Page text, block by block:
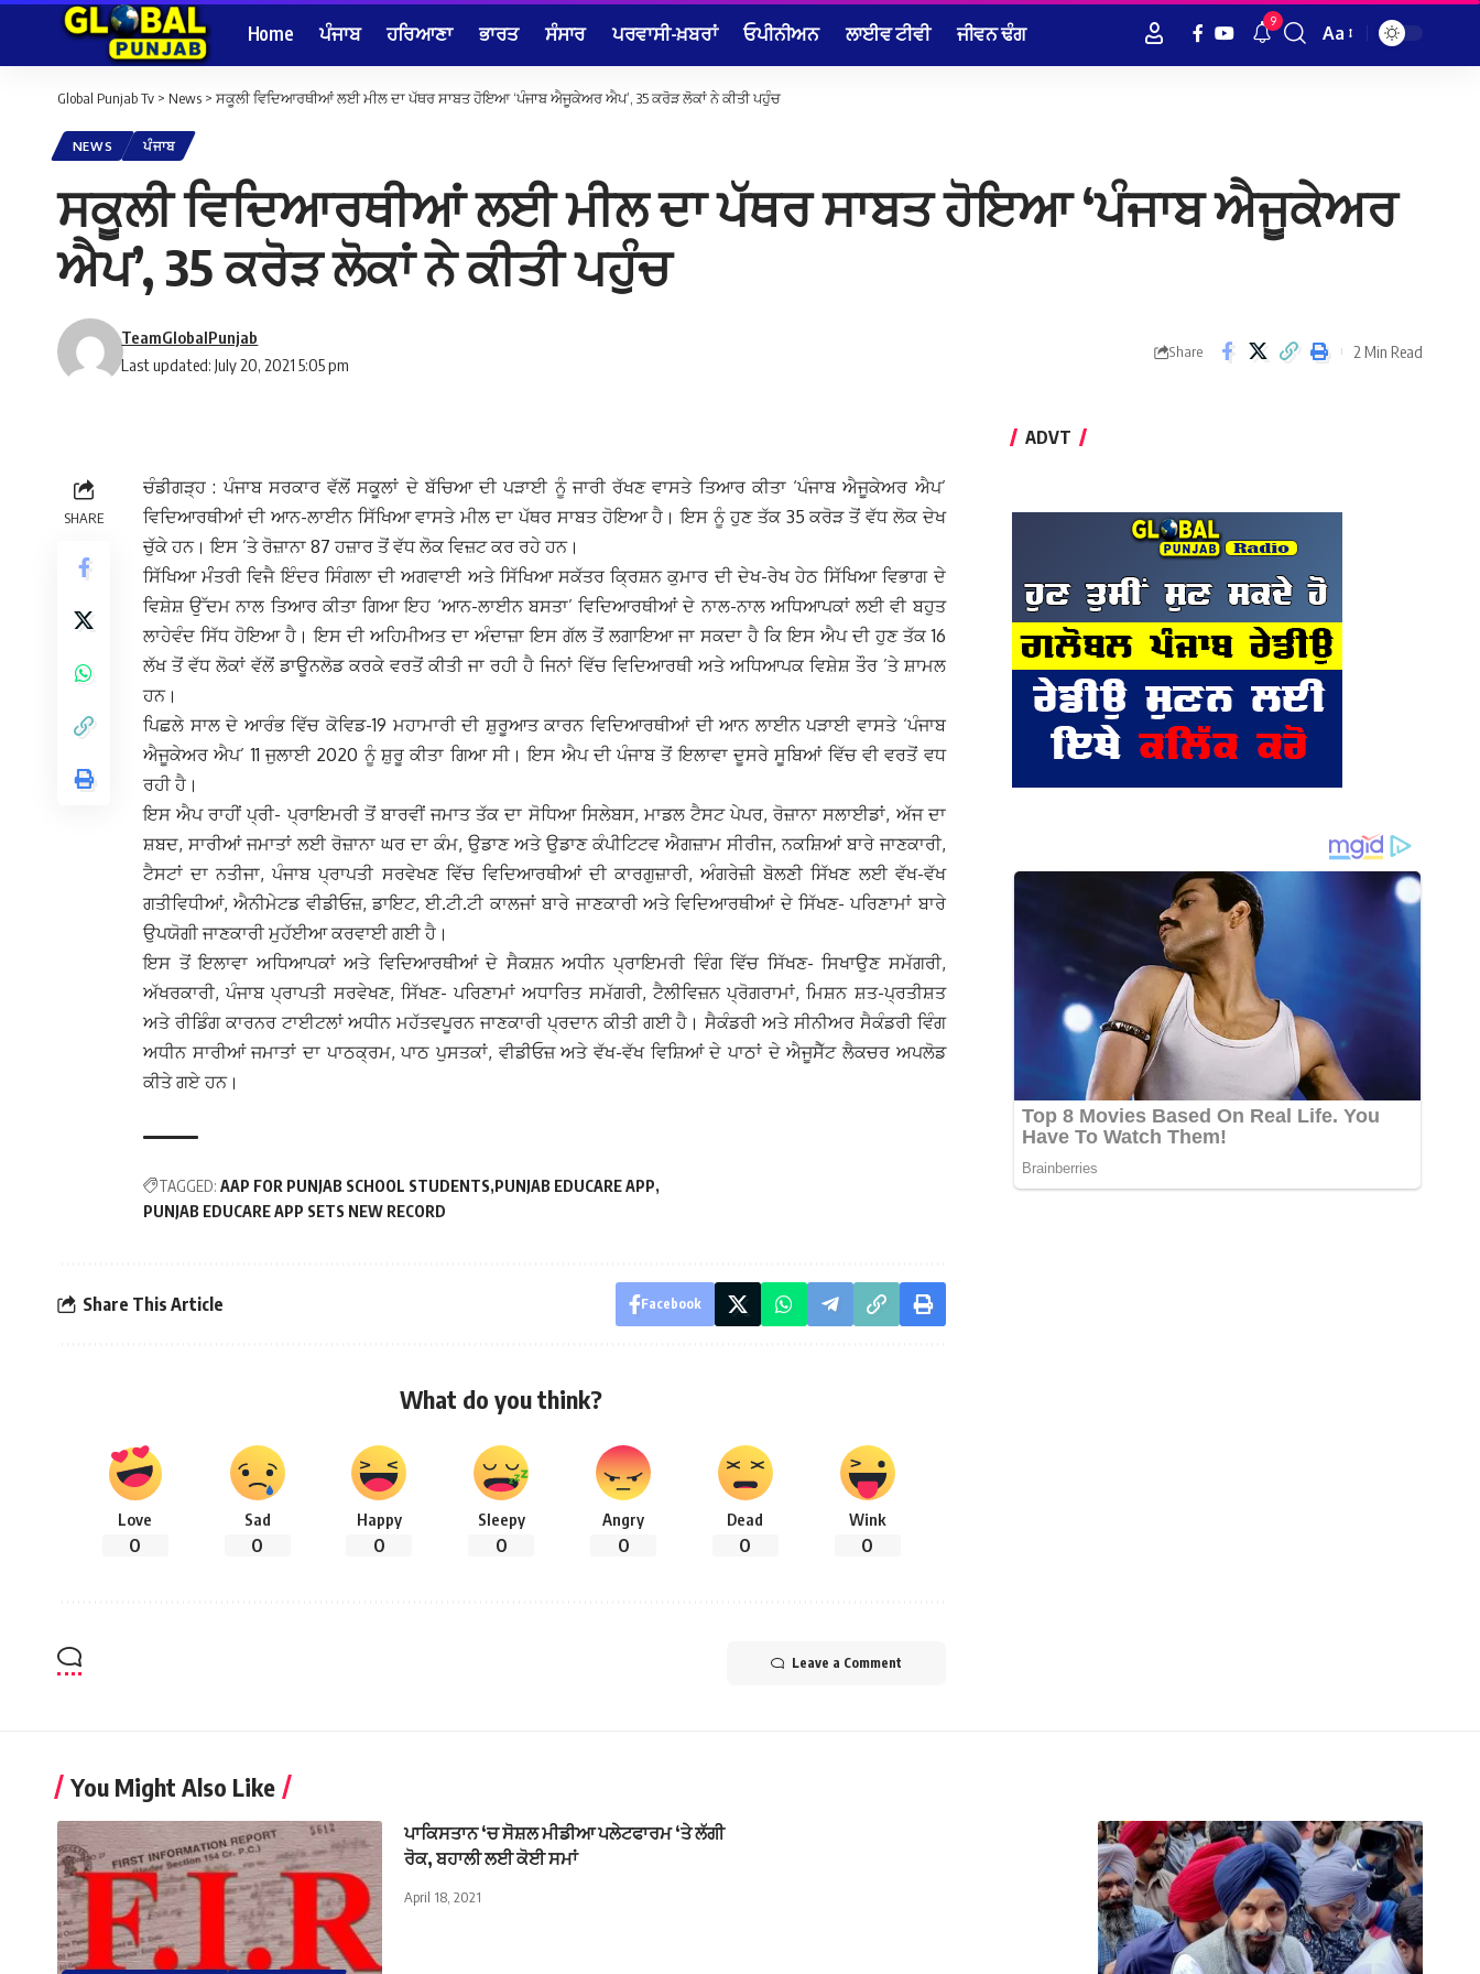
Home ਪੰਜਾਬ ਹਰਿਆਣਾ ਭਾਰਤ ਸੰਸਾਰ ਪਰਵਾਸੀ-ਖ਼ਬਰਾਂ ਓਪੀਨੀਅਨ ਲਾਈਵ ਟੀਵੀ ਜੀਵਨ ਢੰਗ 9
Font
Aa
Global Punjab Tv > News > ਸਕੂਲੀ ਵਿਦਿਆਰਥੀਆਂ ਲਈ ਮੀਲ ਦਾ ਪੱਥਰ ਸਾਬਤ ਹੋਇਆ ‘ਪੰਜਾਬ ਐਜੂਕੇਅਰ ਐਪ’, 35 ਕਰੋੜ ਲੋਕਾਂ ਨੇ ਕੀਤੀ ਪਹੁੰਚ
NEWS ਪੰਜਾਬ
ਸਕੂਲੀ ਵਿਦਿਆਰਥੀਆਂ ਲਈ ਮੀਲ ਦਾ ਪੱਥਰ ਸਾਬਤ ਹੋਇਆ ‘ਪੰਜਾਬ ਐਜੂਕੇਅਰ
ਐਪ’, 35 ਕਰੋੜ ਲੋਕਾਂ ਨੇ ਕੀਤੀ ਪਹੁੰਚ
Last updated: July 20, 2021 5:05 pm
TeamGlobalPunjab
Share 2 Min Read
SHARE
ਚੰਡੀਗੜ੍ਹ : ਪੰਜਾਬ ਸਰਕਾਰ ਵੱਲੋਂ ਸਕੂਲਾਂ ਦੇ ਬੱਚਿਆ ਦੀ ਪੜਾਈ ਨੂੰ ਜਾਰੀ ਰੱਖਣ ਵਾਸਤੇ ਤਿਆਰ ਕੀਤਾ ‘ਪੰਜਾਬ ਐਜੂਕੇਅਰ ਐਪ’
ਵਿਦਿਆਰਥੀਆਂ ਦੀ ਆਨ-ਲਾਈਨ ਸਿੱਖਿਆ ਵਾਸਤੇ ਮੀਲ ਦਾ ਪੱਥਰ ਸਾਬਤ ਹੋਇਆ ਹੈ। ਇਸ ਨੂੰ ਹੁਣ ਤੱਕ 35 ਕਰੋੜ ਤੋਂ ਵੱਧ ਲੋਕ ਦੇਖ
ਚੁੱਕੇ ਹਨ। ਇਸ ’ਤੇ ਰੋਜ਼ਾਨਾ 87 ਹਜ਼ਾਰ ਤੋਂ ਵੱਧ ਲੋਕ ਵਿਜ਼ਟ ਕਰ ਰਹੇ ਹਨ।
ਸਿੱਖਿਆ ਮੰੰਤਰੀ ਵਿਜੈ ਇੰਦਰ ਸਿੰਗਲਾ ਦੀ ਅਗਵਾਈ ਅਤੇ ਸਿੱਖਿਆ ਸਕੱਤਰ ਕ੍ਰਿਸ਼ਨ ਕੁਮਾਰ ਦੀ ਦੇਖ-ਰੇਖ ਹੇਠ ਸਿੱਖਿਆ ਵਿਭਾਗ ਦੇ
ਵਿਸ਼ੇਸ਼ ਉੱਦਮ ਨਾਲ ਤਿਆਰ ਕੀਤਾ ਗਿਆ ਇਹ ‘ਆਨ-ਲਾਈਨ ਬਸਤਾ’ ਵਿਦਿਆਰਥੀਆਂ ਦੇ ਨਾਲ-ਨਾਲ ਅਧਿਆਪਕਾਂ ਲਈ ਵੀ ਬਹੁਤ
ਲਾਹੇਵੰਦ ਸਿੱਧ ਹੋਇਆ ਹੈ। ਇਸ ਦੀ ਅਹਿਮੀਅਤ ਦਾ ਅੰਦਾਜ਼ਾ ਇਸ ਗੱਲ ਤੋਂ ਲਗਾਇਆ ਜਾ ਸਕਦਾ ਹੈ ਕਿ ਇਸ ਐਪ ਦੀ ਹੁਣ ਤੱਕ 16
ਲੱਖ ਤੋਂ ਵੱਧ ਲੋਕਾਂ ਵੱਲੋਂ ਡਾਊਨਲੋਡ ਕਰਕੇ ਵਰਤੋਂ ਕੀਤੀ ਜਾ ਰਹੀ ਹੈ ਜਿਨਾਂ ਵਿੱਚ ਵਿਦਿਆਰਥੀ ਅਤੇ ਅਧਿਆਪਕ ਵਿਸ਼ੇਸ਼ ਤੌਰ ’ਤੇ ਸ਼ਾਮਲ
ਹਨ।
ਪਿਛਲੇ ਸਾਲ ਦੇ ਆਰੰਭ ਵਿੱਚ ਕੋਵਿਡ-19 ਮਹਾਮਾਰੀ ਦੀ ਸ਼ੁਰੂਆਤ ਕਾਰਨ ਵਿਦਿਆਰਥੀਆਂ ਦੀ ਆਨ ਲਾਈਨ ਪੜਾਈ ਵਾਸਤੇ ‘ਪੰਜਾਬ
ਐਜੂਕੇਅਰ ਐਪ’ 11 ਜੁਲਾਈ 2020 ਨੂੰ ਸ਼ੁਰੂ ਕੀਤਾ ਗਿਆ ਸੀ। ਇਸ ਐਪ ਦੀ ਪੰਜਾਬ ਤੋਂ ਇਲਾਵਾ ਦੂਸਰੇ ਸੂਬਿਆਂ ਵਿੱਚ ਵੀ ਵਰਤੋਂ ਵਧ
ਰਹੀ ਹੈ।
ਇਸ ਐਪ ਰਾਹੀਂ ਪ੍ਰੀ- ਪ੍ਰਾਇਮਰੀ ਤੋਂ ਬਾਰਵੀਂ ਜਮਾਤ ਤੱਕ ਦਾ ਸੋਧਿਆ ਸਿਲੇਬਸ, ਮਾਡਲ ਟੈਸਟ ਪੇਪਰ, ਰੋਜ਼ਾਨਾ ਸਲਾਈਡਾਂ, ਅੱਜ ਦਾ
ਸ਼ਬਦ, ਸਾਰੀਆਂ ਜਮਾਤਾਂ ਲਈ ਰੋਜ਼ਾਨਾ ਘਰ ਦਾ ਕੰਮ, ਉਡਾਣ ਅਤੇ ਉਡਾਣ ਕੰਪੀਟਿਟਵ ਐਗਜ਼ਾਮ ਸੀਰੀਜ, ਨਕਸ਼ਿਆਂ ਬਾਰੇ ਜਾਣਕਾਰੀ,
ਟੈਸਟਾਂ ਦਾ ਨਤੀਜਾ, ਪੰਜਾਬ ਪ੍ਰਾਪਤੀ ਸਰਵੇਖਣ ਵਿੱਚ ਵਿਦਿਆਰਥੀਆਂ ਦੀ ਕਾਰਗੁਜ਼ਾਰੀ, ਅੰਗਰੇਜ਼ੀ ਬੋਲਣੀ ਸਿੱਖਣ ਲਈ ਵੱਖ-ਵੱਖ
ਗਤੀਵਿਧੀਆਂ, ਐਨੀਮੇਟਡ ਵੀਡੀਓਜ਼, ਡਾਇਟ, ਈ.ਟੀ.ਟੀ ਕਾਲਜਾਂ ਬਾਰੇ ਜਾਣਕਾਰੀ ਅਤੇ ਵਿਦਿਆਰਥੀਆਂ ਦੇ ਸਿੱਖਣ- ਪਰਿਣਾਮਾਂ ਬਾਰੇ
ਉਪਯੋਗੀ ਜਾਣਕਾਰੀ ਮੁਹੱਈਆ ਕਰਵਾਈ ਗਈ ਹੈ।
ਇਸ ਤੋਂ ਇਲਾਵਾ ਅਧਿਆਪਕਾਂ ਅਤੇ ਵਿਦਿਆਰਥੀਆਂ ਦੇ ਸੈਕਸ਼ਨ ਅਧੀਨ ਪ੍ਰਾਇਮਰੀ ਵਿੰਗ ਵਿੱਚ ਸਿੱਖਣ- ਸਿਖਾਉਣ ਸਮੱਗਰੀ,
ਅੱਖਰਕਾਰੀ, ਪੰਜਾਬ ਪ੍ਰਾਪਤੀ ਸਰਵੇਖਣ, ਸਿੱਖਣ- ਪਰਿਣਾਮਾਂ ਅਧਾਰਿਤ ਸਮੱਗਰੀ, ਟੈਲੀਵਿਜ਼ਨ ਪ੍ਰੋਗਰਾਮਾਂ, ਮਿਸ਼ਨ ਸ਼ਤ-ਪ੍ਰਤੀਸ਼ਤ
ਅਤੇ ਰੀਡਿੰਗ ਕਾਰਨਰ ਟਾਈਟਲਾਂ ਅਧੀਨ ਮਹੱਤਵਪੂਰਨ ਜਾਣਕਾਰੀ ਪ੍ਰਦਾਨ ਕੀਤੀ ਗਈ ਹੈ। ਸੈਕੰਡਰੀ ਅਤੇ ਸੀਨੀਅਰ ਸੈਕੰਡਰੀ ਵਿੰਗ
ਅਧੀਨ ਸਾਰੀਆਂ ਜਮਾਤਾਂ ਦਾ ਪਾਠਕ੍ਰਮ, ਪਾਠ ਪੁਸਤਕਾਂ, ਵੀਡੀਓਜ਼ ਅਤੇ ਵੱਖ-ਵੱਖ ਵਿਸ਼ਿਆਂ ਦੇ ਪਾਠਾਂ ਦੇ ਐਜੂਸੈੱਟ ਲੈਕਚਰ ਅਪਲੋਡ
ਕੀਤੇ ਗਏ ਹਨ।
TAGGED: AAP FOR PUNJAB SCHOOL STUDENTS PUNJAB EDUCARE APP
PUNJAB EDUCARE APP SETS NEW RECORD
Share This Article Facebook
What do you think?
Love
0
Sad
0
Happy
0
Sleepy
0
Angry
0
Dead
0
Wink
0
Leave a Comment
ADVT
You Might Also Like
ਪਾਕਿਸਤਾਨ ‘ਚ ਸੋਸ਼ਲ ਮੀਡੀਆ ਪਲੇਟਫਾਰਮ ‘ਤੇ ਲੱਗੀ
ਰੋਕ, ਬਹਾਲੀ ਲਈ ਕੋਈ ਸਮਾਂ
April 18, 2021